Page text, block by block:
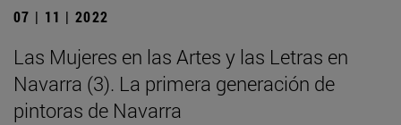
07 | 11 | 2022
Las Mujeres en las Artes y las Letras en
Navarra (3). La primera generación de
pintoras de Navarra